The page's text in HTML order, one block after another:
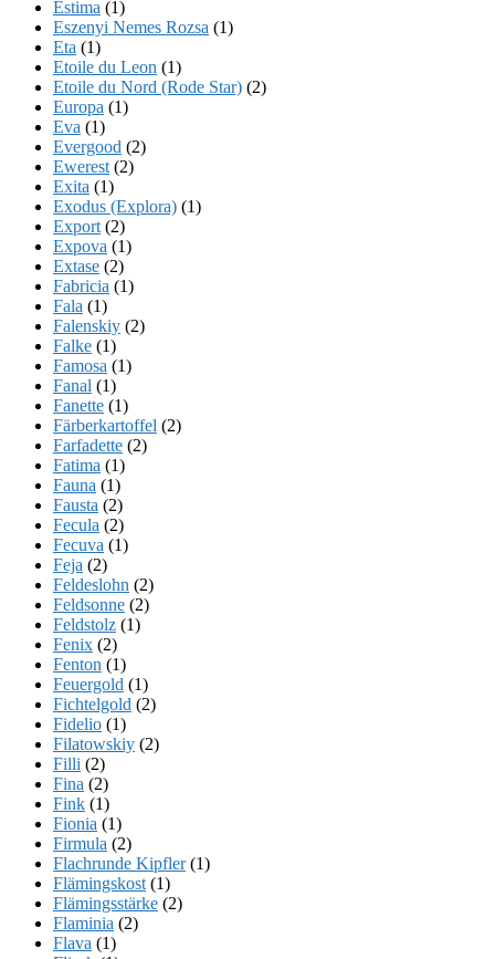
Estima (1)
Eszenyi Nemes Rozsa (1)
Eta (1)
Etoile du Leon (1)
Etoile du Nord (Rode Star) (2)
Europa (1)
Eva (1)
Evergood (2)
Ewerest (2)
Exita (1)
Exodus (Explora) (1)
Export (2)
Expova (1)
Extase (2)
Fabricia (1)
Fala (1)
Falenskiy (2)
Falke (1)
Famosa (1)
Fanal (1)
Fanette (1)
Färberkartoffel (2)
Farfadette (2)
Fatima (1)
Fauna (1)
Fausta (2)
Fecula (2)
Fecuva (1)
Feja (2)
Feldeslohn (2)
Feldsonne (2)
Feldstolz (1)
Fenix (2)
Fenton (1)
Feuergold (1)
Fichtelgold (2)
Fidelio (1)
Filatowskiy (2)
Filli (2)
Fina (2)
Fink (1)
Fionia (1)
Firmula (2)
Flachrunde Kipfler(1)
Flämingskost (1)
Flämingsstärke (2)
Flaminia (2)
Flava (1)